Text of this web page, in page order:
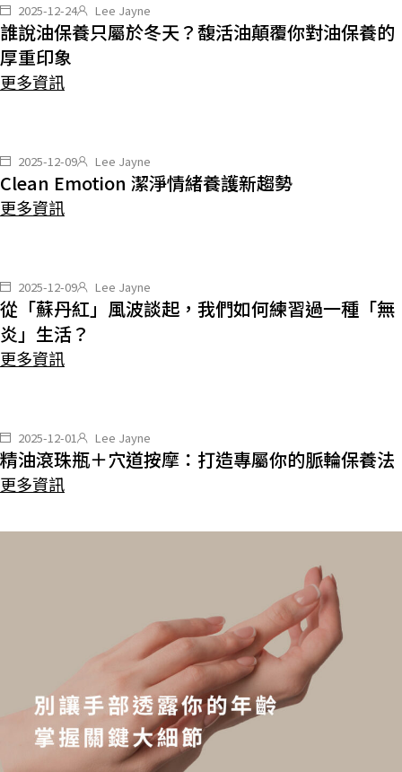
2025-12-24 Lee Jayne
誰說油保養只屬於冬天？馥活油顛覆你對油保養的
厚重印象
更多資訊
2025-12-09 Lee Jayne
Clean Emotion 潔淨情緒養護新趨勢
更多資訊
2025-12-09 Lee Jayne
從「蘇丹紅」風波談起，我們如何練習過一種「無
炎」生活？
更多資訊
2025-12-01 Lee Jayne
精油滾珠瓶＋穴道按摩：打造專屬你的脈輪保養法
更多資訊